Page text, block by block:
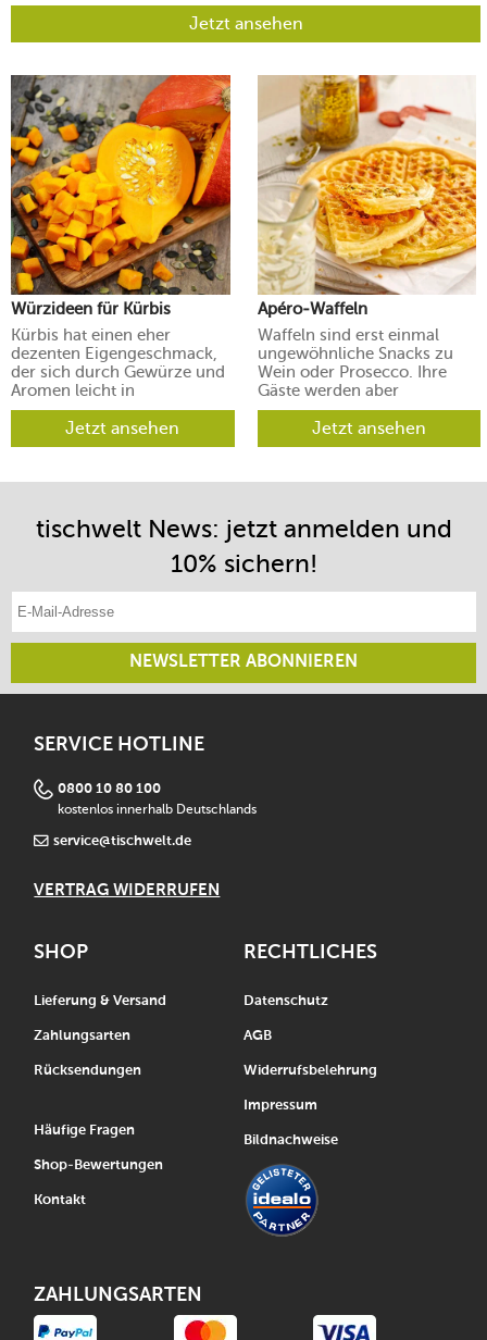
Jetzt ansehen
Würzideen für Kürbis
Kürbis hat einen eher
dezenten Eigengeschmack,
der sich durch Gewürze und
Aromen leicht in
verschiedene Richtungen
lenken lässt.Jetzt ansehen
Apéro-Waffeln
Waffeln sind erst einmal
ungewöhnliche Snacks zu
Wein oder Prosecco. Ihre
Gäste werden aber
begeistert sein.
Jetzt ansehen
tischwelt News: jetzt anmelden und
10% sichern!
E-Mail-Adresse eintragen
NEWSLETTER ABONNIEREN
SERVICE HOTLINE
0800 10 80 100
kostenlos innerhalb Deutschlands
service@tischwelt.de
VERTRAG WIDERRUFEN
SHOP
Lieferung & Versand
Zahlungsarten
Rücksendungen
Häufige Fragen
Shop-Bewertungen
Kontakt
RECHTLICHES
Datenschutz
AGB
Widerrufsbelehrung
Impressum
Bildnachweise
ZAHLUNGSARTEN